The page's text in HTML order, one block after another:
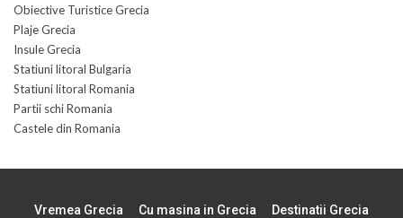
Obiective Turistice Grecia
Plaje Grecia
Insule Grecia
Statiuni litoral Bulgaria
Statiuni litoral Romania
Partii schi Romania
Castele din Romania
Vremea Grecia Cu masina in Grecia
Destinatii Grecia